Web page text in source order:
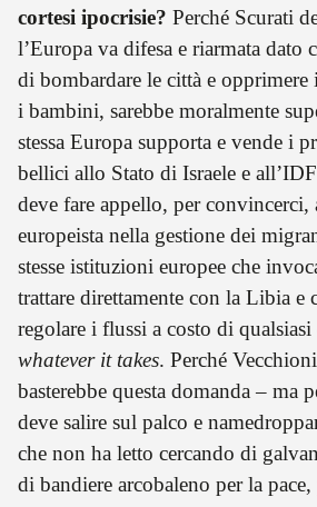
cortesi ipocrisie? Perché Scurati
l’Europa va difesa e riarmata dato
di bombardare le città e
i bambini, sarebbe moralmente
stessa Europa supporta e vende i
bellici allo Stato di Israele e
deve fare appello, per convincerci,
europeista nella gestione dei
stesse istituzioni europee che
trattare direttamente con la Libia e
regolare i flussi a costo di
whatever it takes. Perché
basterebbe questa domanda – ma
deve salire sul palco e
che non ha letto cercando di
di bandiere arcobaleno per la